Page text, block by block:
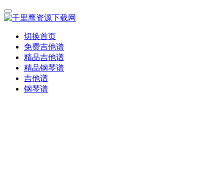
切换首页
免费吉他谱
精品吉他谱
精品钢琴谱
吉他谱
钢琴谱